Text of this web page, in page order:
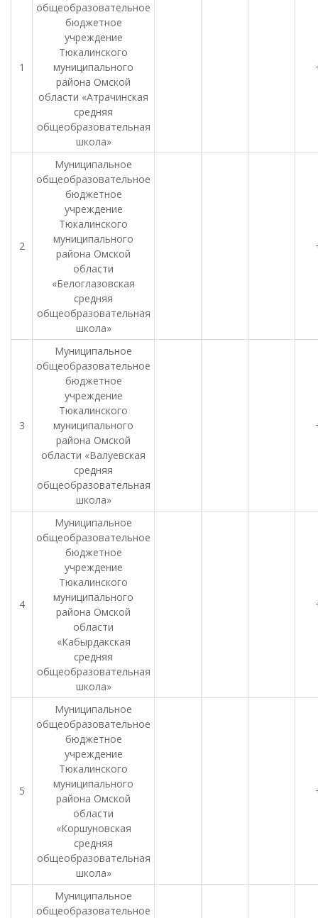
1
общеобразовательное
бюджетное
учреждение
Тюкалинского
муниципального
района Омской
области «Атрачинская
средняя
общеобразовательная
школа»
2
Муниципальное
общеобразовательное
бюджетное
учреждение
Тюкалинского
муниципального
района Омской
области
«Белоглазовская
средняя
общеобразовательная
школа»
3
Муниципальное
общеобразовательное
бюджетное
учреждение
Тюкалинского
муниципального
района Омской
области «Валуевская
средняя
общеобразовательная
школа»
4
Муниципальное
общеобразовательное
бюджетное
учреждение
Тюкалинского
муниципального
района Омской
области
«Кабырдакская
средняя
общеобразовательная
школа»
5
Муниципальное
общеобразовательное
бюджетное
учреждение
Тюкалинского
муниципального
района Омской
области
«Коршуновская
средняя
общеобразовательная
школа»
Муниципальное
общеобразовательное